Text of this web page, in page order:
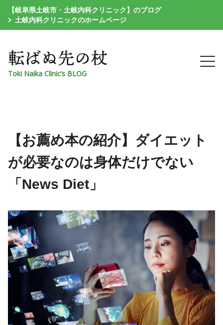
【岐阜県土岐市・土岐内科クリニック】のブログ
土岐内科クリニックのホームページ
Toki Naika Clinic’s BLOG
【お薦め本の紹介】ダイエット
が必要なのは身体だけでない
「News Diet」